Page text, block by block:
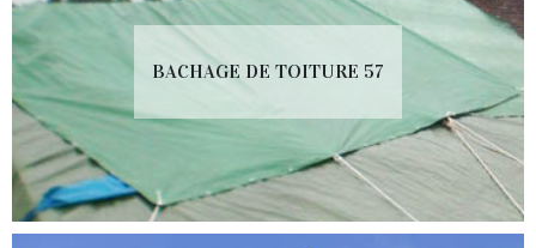
BACHAGE DE TOITURE 57